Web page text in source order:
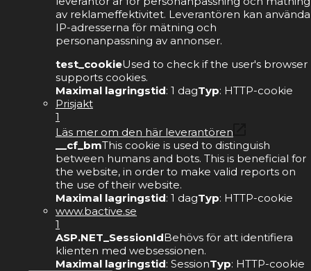
av reklameffektivitet. Leverantören kan använda
IP-adresserna för mätning och
personanpassning av annonser.
test_cookieUsed to check if the user's browser
supports cookies.
Maximal lagringstid: 1 dagTyp: HTTP-cookie
Prisjakt
1
Läs mer om den här leverantören
__cf_bmThis cookie is used to distinguish
between humans and bots. This is beneficial for
the website, in order to make valid reports on
the use of their website.
Maximal lagringstid: 1 dagTyp: HTTP-cookie
www.bactive.se
1
ASP.NET_SessionIdBehövs för att identifiera
klienten med websessionen.
Maximal lagringstid: SessionTyp: HTTP-cookie